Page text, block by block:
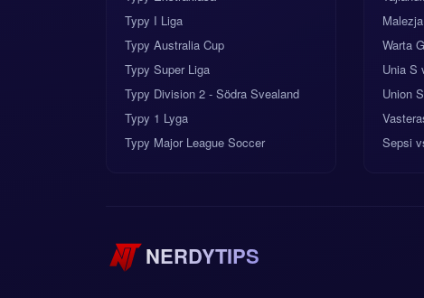
Typy I Liga
Typy Australia Cup
Typy Super Liga
Typy Division 2 - Södra Svealand
Typy 1 Lyga
Typy Major League Soccer
Warta
Unia S
Union
Sepsi
NERDYTIPS